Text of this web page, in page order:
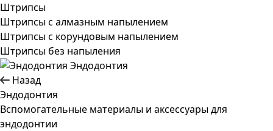
Штрипсы
Штрипсы c алмазным напылением
Штрипсы c корундовым напылением
Штрипсы без напыления
Эндодонтия
Назад
Эндодонтия
Вспомогательные материалы и аксессуары для
эндодонтии